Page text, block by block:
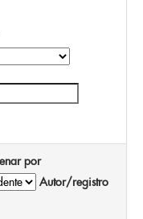
por
Autor/registro